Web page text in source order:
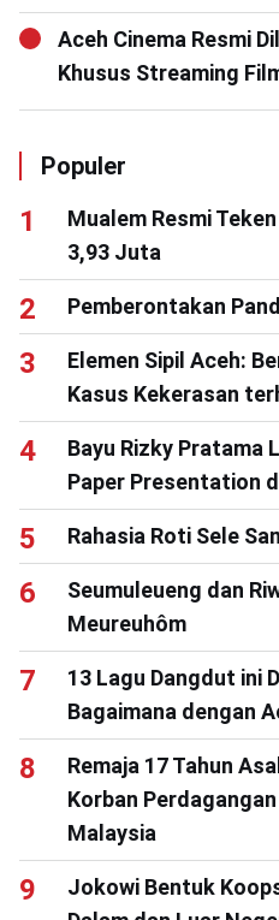
Aceh Cinema Resmi
Khusus Streaming
Populer
Mualem Resmi
3,93 Juta
Pemberontakan
Elemen Sipil Aceh:
Kasus Kekerasan
Bayu Rizky Pratama
Paper Presentation
Rahasia Roti Sele
Seumuleueng dan
Meureuhôm
13 Lagu Dangdut ini
Bagaimana dengan
Remaja 17 Tahun
Korban
Malaysia
Jokowi Bentuk